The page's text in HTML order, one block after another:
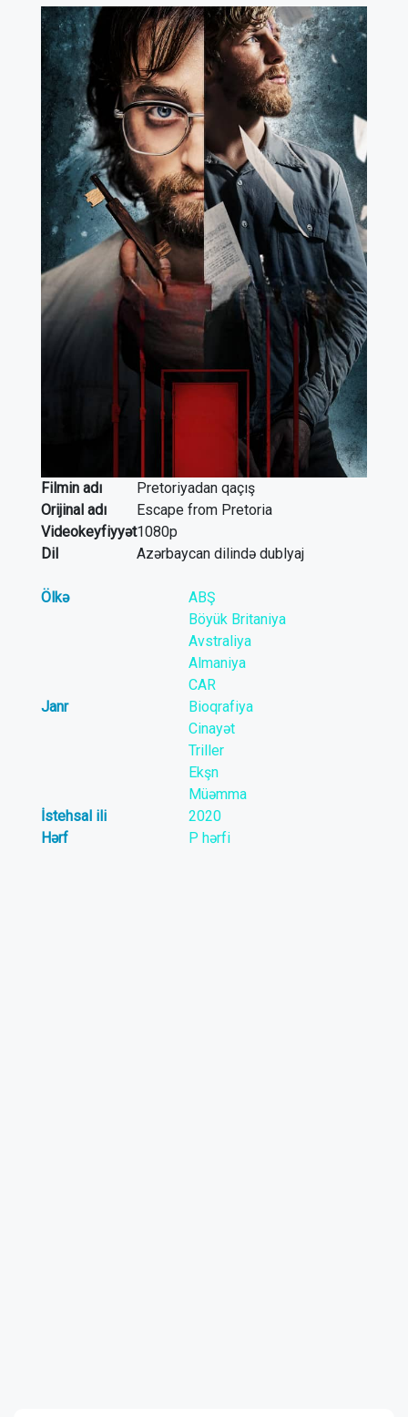
Filmin adı
Pretoriyadan qaçış
Orijinal adı
Escape from Pretoria
Videokeyfiyyət1080p
Dil
Azərbaycan dilində dublyaj
Ölkə
ABŞ
Böyük Britaniya
Avstraliya
Almaniya
CAR
Janr
Bioqrafiya
Cinayət
Triller
Ekşn
Müəmma
İstehsal ili
2020
Hərf
P hərfi